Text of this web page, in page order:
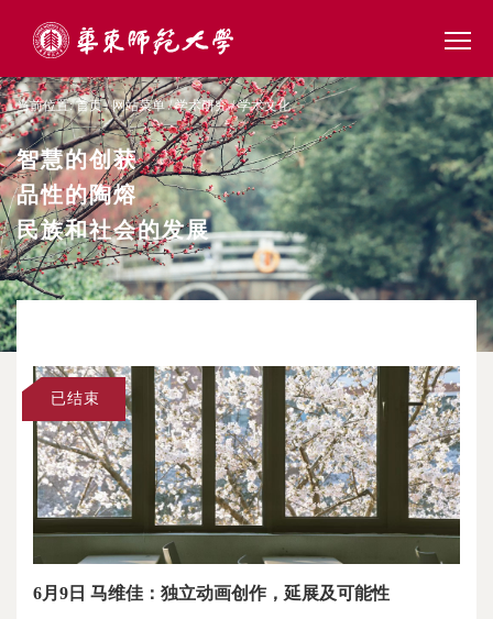
当前位置:首页/网站菜单/学术研究/学术文化
智慧的创获
品性的陶熔
民族和社会的发展
已结束
6月9日 马维佳：独立动画创作，延展及可能性